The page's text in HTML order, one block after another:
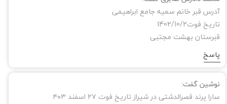
آدرس قبر خانم سمیه جامع ابراهیمی
تاریخ فوت1402/10/2
قبرستان بهشت مجتبی
پاسخ
نوشین گفت:
سارا پرند قصرالدشتی در شیراز تاریخ فوت ۲۷ اسفند ۴۰۳